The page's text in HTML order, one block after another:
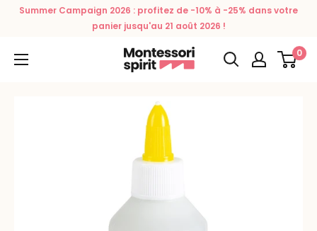
PasserSummer Campaign 2026 : profitez de -10% à -25% dans votre
panier jusqu'au 21 août 2026 !
Montessori
Spirit
0